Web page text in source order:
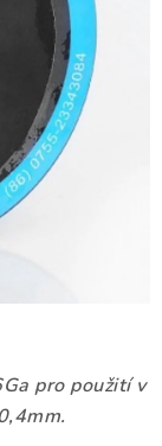
pro použití v